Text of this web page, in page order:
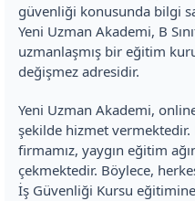
güvenliği konusunda bilgi
Yeni Uzman Akademi, B
uzmanlaşmış bir eğitim
değişmez adresidir.
Yeni Uzman Akademi,
şekilde hizmet vermektedir.
firmamız, yaygın eğitim
çekmektedir. Böylece,
İş Güvenliği Kursu